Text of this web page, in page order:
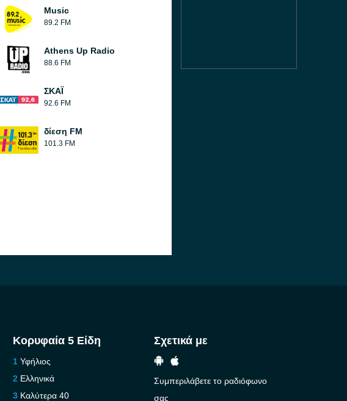
Music
89.2 FM
Athens Up Radio
88.6 FM
ΣΚΑΪ
92.6 FM
δίεση FM
101.3 FM
Κορυφαία 5 Είδη
Υφήλιος
Ελληνικά
Καλύτερα 40
Σχετικά με
Συμπεριλάβετε το ραδιόφωνο
σας